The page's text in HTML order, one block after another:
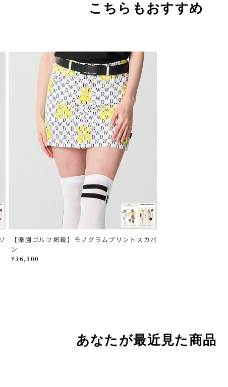
こちらもおすすめ
【楽園ゴルフ掲載】モノグラムプリントスカパ
ン
¥36,300
あなたが最近見た商品